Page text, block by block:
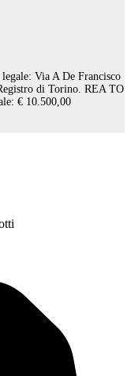
Via A De Francisco
di Torino. REA TO
€ 10.500,00